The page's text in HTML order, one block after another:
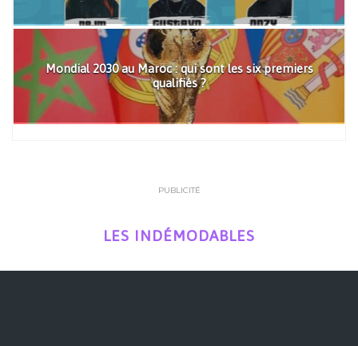
Mondial 2030 au Maroc : qui sont les six premiers
qualifiés ?
PUBLICITÉ
LES INDÉMODABLES